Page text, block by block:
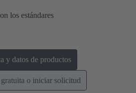
los estándares
y datos de productos
o iniciar solicitud